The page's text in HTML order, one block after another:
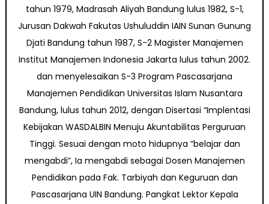
tahun 1979, Madrasah Aliyah Bandung lulus 1982, S-1,
Jurusan Dakwah Fakutas Ushuluddin IAIN Sunan Gunung
Djati Bandung tahun 1987, S-2 Magister Manajemen
Institut Manajemen Indonesia Jakarta lulus tahun 2002.
dan menyelesaikan S-3 Program Pascasarjana
Manajemen Pendidikan Universitas Islam Nusantara
Bandung, lulus tahun 2012, dengan Disertasi “Implentasi
Kebijakan WASDALBIN Menuju Akuntabilitas Perguruan
Tinggi. Sesuai dengan moto hidupnya “belajar dan
mengabdi”, Ia mengabdi sebagai Dosen Manajemen
Pendidikan pada Fak. Tarbiyah dan Keguruan dan
Pascasarjana UIN Bandung. Pangkat Lektor Kepala